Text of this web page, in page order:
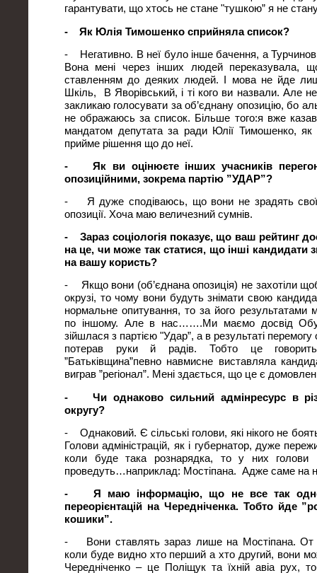
гарантувати, що хтось не стане "тушкою” я не
- Як Юлія Тимошенко сприйняла список?
- Негативно. В неї було інше бачення, а Турчинов
Вона мені через інших людей переказувала,
ставленням до деяких людей. І мова не йде
Шкіль, В Яворівський, і ті кого ви назвали. Але
закликаю голосувати за об’єднану опозицію, бо
не ображаюсь за список. Більше того:я вже
мандатом депутата за ради Юлії Тимошенко, як
прийме рішення що до неї.
- Як ви оцінюєте інших учасників
опозиційними, зокрема партію ”УДАР”?
- Я дуже сподіваюсь, що вони не зрадять
опозиції. Хоча маю величезний сумнів.
- Зараз соціологія показує, що ваш рейтинг
на це, чи може так статися, що інші кандидати
на вашу користь?
- Якщо вони (об’єднана опозиція) не захотіли
окрузі, то чому вони будуть знімати свою
нормальне опитування, то за його результатами
по іншому. Але в нас…….Ми маємо досвід
зійшлася з партією "Удар”, а в результаті перемогу
потерав руки й радів. Тобто це
”Батьківщина”певно навмисне виставляла
виграв ”регіонал”. Мені здається, що це є
- Чи однаково сильний адмінресурс в
округу?
- Однаковий. Є сільські голови, які нікого не
Голови адміністрацій, як і губернатор, дуже
коли буде така рознарядка, то у них голови
проведуть…наприклад: Мостіпана. Адже саме на
- Я маю інформацію, що не все так
переорієнтацій на Чередніченка. Тобто йде
кошики”.
- Вони ставлять зараз лише на Мостіпана. От в
коли буде видно хто перший а хто другий, вони
Чередніченко – це Поліщук та їхній авіа рух,